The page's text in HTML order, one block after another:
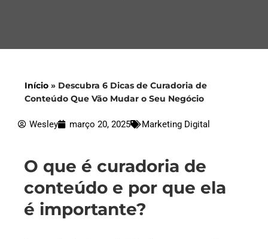
Início » Descubra 6 Dicas de Curadoria de
Conteúdo Que Vão Mudar o Seu Negócio
Wesley março 20, 2025 Marketing Digital
O que é curadoria de
conteúdo e por que ela
é importante?